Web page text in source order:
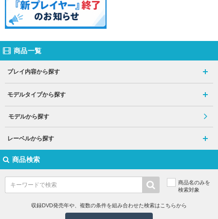
商品一覧
プレイ内容から探す
モデルタイプから探す
モデルから探す
レーベルから探す
商品検索
商品名のみを
検索対象
収録DVD発売年や、複数の条件を組み合わせた検索はこちらから